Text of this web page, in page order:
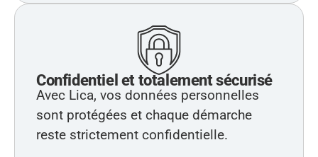
Confidentiel et totalement sécurisé
Avec Lica, vos données personnelles
sont protégées et chaque démarche
reste strictement confidentielle.